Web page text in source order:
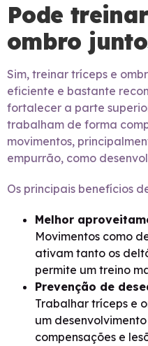
Pode
ombro
Sim, treinar tríceps e
eficiente e bastante
fortalecer a parte
trabalham de forma
movimentos,
empurrão, como
Os principais benefícios
Melhor
Movimentos como
ativam tanto os
permite um treino
Prevenção de
Trabalhar tríceps e
um
compensações e